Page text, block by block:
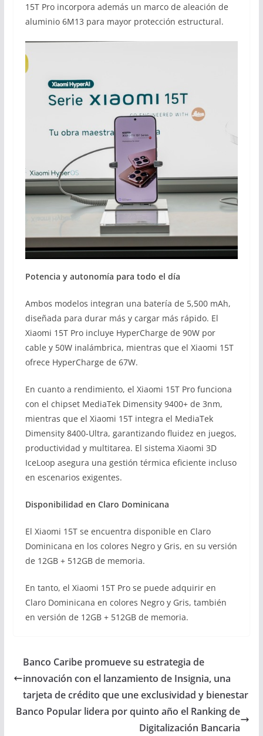
15T Pro incorpora además un marco de aleación de
aluminio 6M13 para mayor protección estructural.
Potencia y autonomía para todo el día
Ambos modelos integran una batería de 5,500 mAh,
diseñada para durar más y cargar más rápido. El
Xiaomi 15T Pro incluye HyperCharge de 90W por
cable y 50W inalámbrica, mientras que el Xiaomi 15T
ofrece HyperCharge de 67W.
En cuanto a rendimiento, el Xiaomi 15T Pro funciona
con el chipset MediaTek Dimensity 9400+ de 3nm,
mientras que el Xiaomi 15T integra el MediaTek
Dimensity 8400-Ultra, garantizando fluidez en juegos,
productividad y multitarea. El sistema Xiaomi 3D
IceLoop asegura una gestión térmica eficiente incluso
en escenarios exigentes.
Disponibilidad en Claro Dominicana
El Xiaomi 15T se encuentra disponible en Claro
Dominicana en los colores Negro y Gris, en su versión
de 12GB + 512GB de memoria.
En tanto, el Xiaomi 15T Pro se puede adquirir en
Claro Dominicana en colores Negro y Gris, también
en versión de 12GB + 512GB de memoria.
Banco Caribe promueve su estrategia de
innovación con el lanzamiento de Insignia, una
tarjeta de crédito que une exclusividad y bienestar
Banco Popular lidera por quinto año el Ranking de
Digitalización Bancaria